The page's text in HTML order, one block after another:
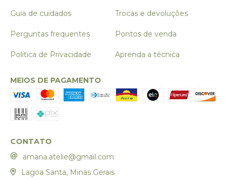
Guia de cuidados Trocas e devoluções
Perguntas frequentes Pontos de venda
Política de Privacidade Aprenda a técnica
MEIOS DE PAGAMENTO
CONTATO
amana.atelie@gmail.com
Lagoa Santa, Minas Gerais